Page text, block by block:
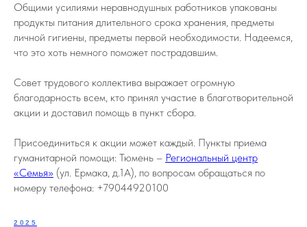
Общими усилиями неравнодушных работников упакованы
продукты питания длительного срока хранения, предметы
личной гигиены, предметы первой необходимости. Надеемся,
что это хоть немного поможет пострадавшим.
Совет трудового коллектива выражает огромную
благодарность всем, кто принял участие в благотворительной
акции и доставил помощь в пункт сбора.
Присоединиться к акции может каждый. Пункты приема
гуманитарной помощи: Тюмень – Региональный центр
«Семья» (ул. Ермака, д.1А), по вопросам обращаться по
номеру телефона: +79044920100
2025